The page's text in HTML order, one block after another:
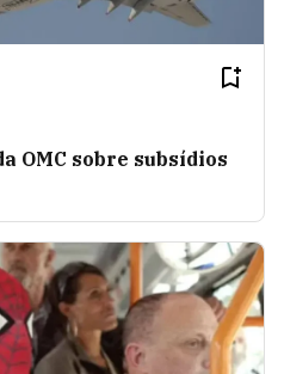
OMC sobre subsídios